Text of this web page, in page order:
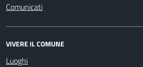
Comunicati
VIVERE IL COMUNE
Luoghi